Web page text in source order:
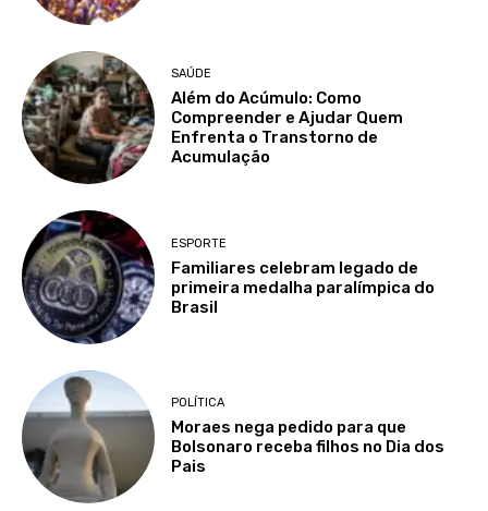
SAÚDE
Além do Acúmulo: Como
Compreender e Ajudar Quem
Enfrenta o Transtorno de
Acumulação
ESPORTE
Familiares celebram legado de
primeira medalha paralímpica do
Brasil
POLÍTICA
Moraes nega pedido para que
Bolsonaro receba filhos no Dia dos
Pais